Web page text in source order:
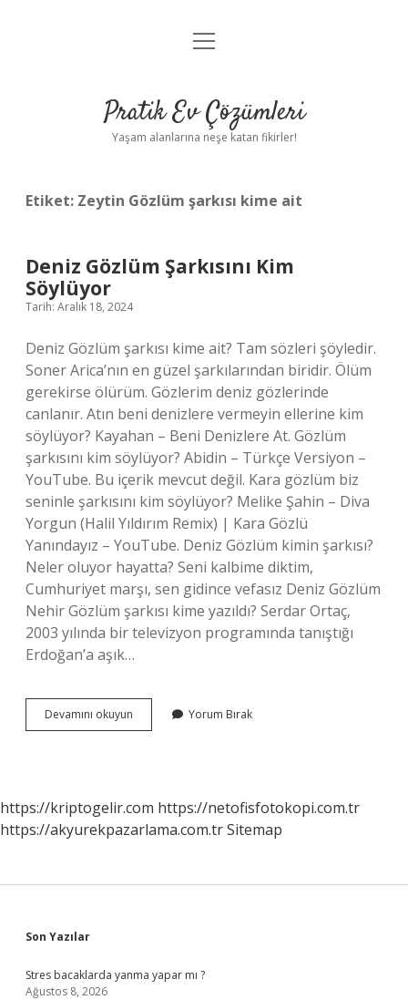
Anasayfa
Yasal Uyarı
menüyü
Pratik Ev Çözümleri
Yaşam alanlarına neşe katan fikirler!
Etiket: Zeytin Gözlüm şarkısı kime ait
Deniz Gözlüm Şarkısını Kim
Söylüyor
Tarih: Aralık 18, 2024
Deniz Gözlüm şarkısı kime ait? Tam sözleri şöyledir.
Soner Arica’nın en güzel şarkılarından biridir. Ölüm
gerekirse ölürüm. Gözlerim deniz gözlerinde
canlanır. Atın beni denizlere vermeyin ellerine kim
söylüyor? Kayahan – Beni Denizlere At. Gözlüm
şarkısını kim söylüyor? Abidin – Türkçe Versiyon –
YouTube. Bu içerik mevcut değil. Kara gözlüm biz
seninle şarkısını kim söylüyor? Melike Şahin – Diva
Yorgun (Halil Yıldırım Remix) | Kara Gözlü
Yanındayız – YouTube. Deniz Gözlüm kimin şarkısı?
Neler oluyor hayatta? Seni kalbime diktim,
Cumhuriyet marşı, sen gidince vefasız Deniz Gözlüm
Nehir Gözlüm şarkısı kime yazıldı? Serdar Ortaç,
2003 yılında bir televizyon programında tanıştığı
Erdoğan’a aşık…
Devamını okuyun
Gözlüm
Yorum Bırak
https://kriptogelir.com https://netofisfotokopi.com.tr
https://akyurekpazarlama.com.trSitemap
Sidebar
Son Yazılar
Stres bacaklarda yanma yapar mı ?
Ağustos 8, 2026